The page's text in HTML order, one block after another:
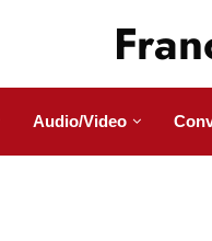
Audio/Video